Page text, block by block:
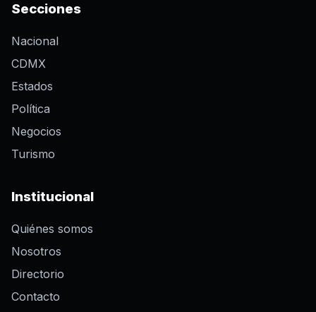
Secciones
Nacional
CDMX
Estados
Política
Negocios
Turismo
Institucional
Quiénes somos
Nosotros
Directorio
Contacto